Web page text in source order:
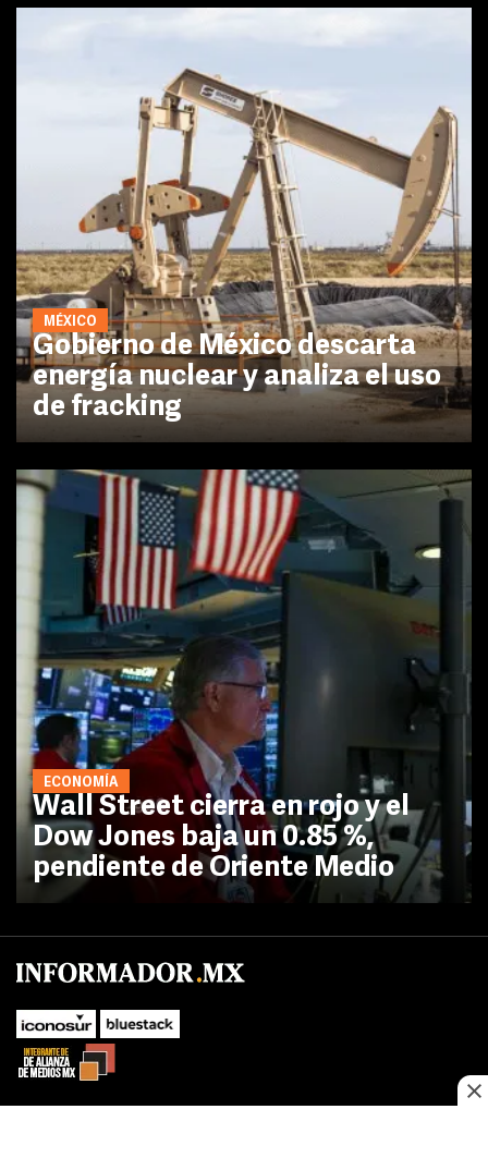
MÉXICO
Gobierno de México descarta
energía nuclear y analiza el uso
de fracking
ECONOMÍA
Wall Street cierra en rojo y el
Dow Jones baja un 0.85 %,
pendiente de Oriente Medio